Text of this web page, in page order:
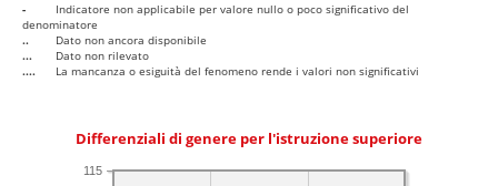
-
Indicatore non applicabile per valore nullo o poco significativo del
denominatore
..
Dato non ancora disponibile
...
Dato non rilevato
....
La mancanza o esiguità del fenomeno rende i valori non significativi
Differenziali di genere per l'istruzione superiore
115